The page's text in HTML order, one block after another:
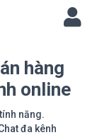
hàng
online
năng.
đa kênh